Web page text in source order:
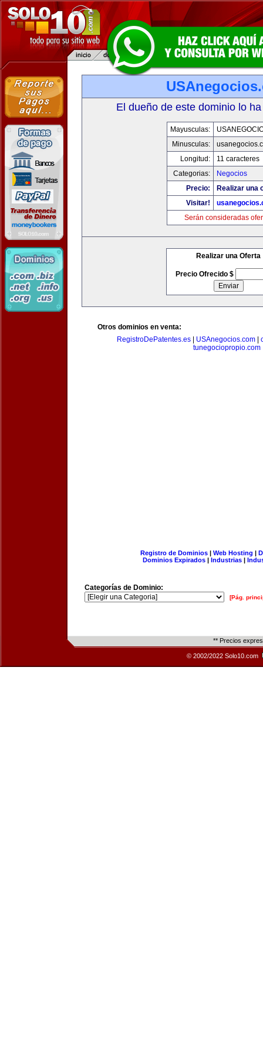
El dueño de este dominio lo
Mayusculas:
Minusculas:
Longitud:
11 caracteres
Categorias:
Negocios
Precio:
Realizar una
Visitar!
Serán consideradas
Realizar una Oferta
Precio Ofrecido $
Otros dominios en venta:
RegistroDePatentes.es
USAnegocios.com
tunegociopropio.com
Registro de Dominios| Web Hosting |
Dominios Expirados | Industrias |
Categorías de Dominio:
[Pág.
** Precios
© 2002/2022 Solo10.com